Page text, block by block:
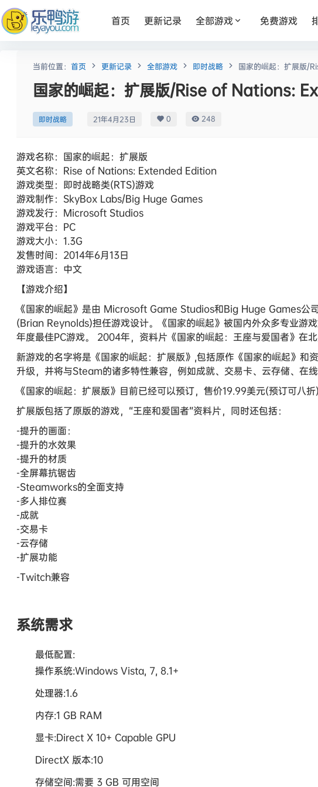
首页 更新记录 全部游戏 免费游戏
当前位置： 首页 更新记录 全部游戏 即时战略 国家的崛起：扩展版/
国家的崛起：扩展版/Rise of Nations:
即时战略 21年4月23日 0 248
游戏名称：国家的崛起：扩展版
英文名称：Rise of Nations: Extended Edition
游戏类型：即时战略类(RTS)游戏
游戏制作：SkyBox Labs/Big Huge Games
游戏发行：Microsoft Studios
游戏平台：PC
游戏大小：1.3G
发售时间：2014年6月13日
游戏语言：中文
【游戏介绍】
《国家的崛起》是由 Microsoft Game Studios和Big Huge Games公
(Brian Reynolds)担任游戏设计。《国家的崛起》被国内外众多专业游
年度最佳PC游戏。 2004年，资料片《国家的崛起：王座与爱国者》在
新游戏的名字将是《国家的崛起：扩展版》,包括原作《国家的崛起》和
升级，并将与Steam的诸多特性兼容，例如成就、交易卡、云存储、在线
《国家的崛起：扩展版》目前已经可以预订，售价19.99美元(预订可八
扩展版包括了原版的游戏，“王座和爱国者”资料片，同时还包括：
-提升的画面：
-提升的水效果
-提升的材质
-全屏幕抗锯齿
-Steamworks的全面支持
-多人排位赛
-成就
-交易卡
-云存储
-扩展功能
-Twitch兼容
系统需求
最低配置:
操作系统:Windows Vista, 7, 8.1+
处理器:1.6
内存:1 GB RAM
显卡:Direct X 10+ Capable GPU
DirectX 版本:10
存储空间:需要 3 GB 可用空间